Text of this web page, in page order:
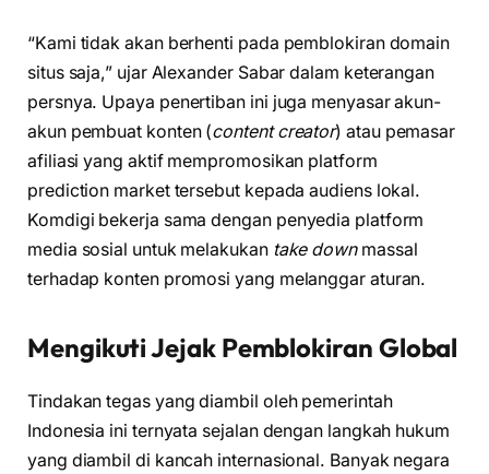
“Kami tidak akan berhenti pada pemblokiran domain
situs saja,” ujar Alexander Sabar dalam keterangan
persnya. Upaya penertiban ini juga menyasar akun-
akun pembuat konten (content creator) atau pemasar
afiliasi yang aktif mempromosikan platform
prediction market tersebut kepada audiens lokal.
Komdigi bekerja sama dengan penyedia platform
media sosial untuk melakukan take downmassal
terhadap konten promosi yang melanggar aturan.
Mengikuti Jejak Pemblokiran Global
Tindakan tegas yang diambil oleh pemerintah
Indonesia ini ternyata sejalan dengan langkah hukum
yang diambil di kancah internasional. Banyak negara